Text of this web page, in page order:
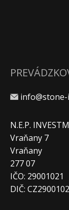
info@stone-
N.E.P.
Vraňany 7
Vraňany
277 07
IČO: 29001021
DIČ: